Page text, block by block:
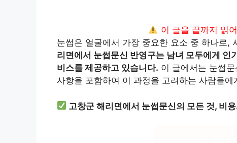
이 글을 끝까지 읽
눈썹은 얼굴에서 가장 중요한 요소 중 하나로,
리면에서 눈썹문신 반영구는 남녀 모두에게 인
비스를 제공하고 있습니다. 이 글에서는 눈썹
사항을 포함하여 이 과정을 고려하는 사람들
고창군 해리면에서 눈썹문신의 모든 것, 비